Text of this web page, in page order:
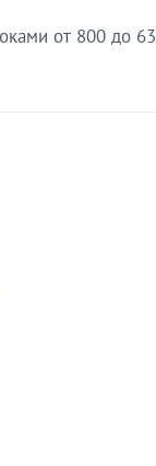
от 800 до